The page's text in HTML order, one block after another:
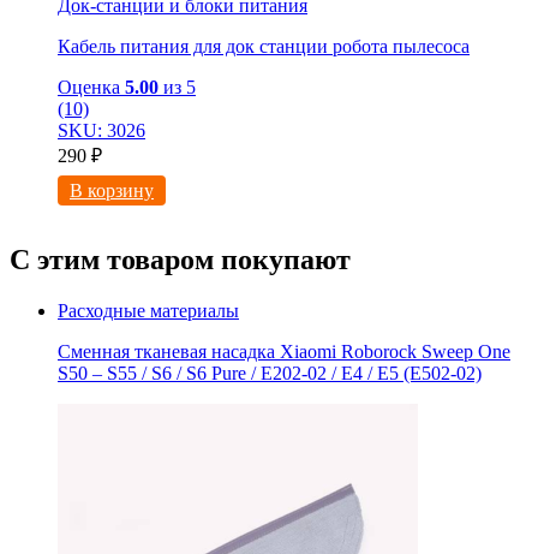
Док-станции и блоки питания
Кабель питания для док станции робота пылесоса
Оценка 5.00 из 5
(10)
SKU: 3026
290 ₽
В корзину
С этим товаром покупают
Расходные материалы
Сменная тканевая насадка Xiaomi Roborock Sweep One
S50 – S55 / S6 / S6 Pure / E202-02 / E4 / E5 (E502-02)